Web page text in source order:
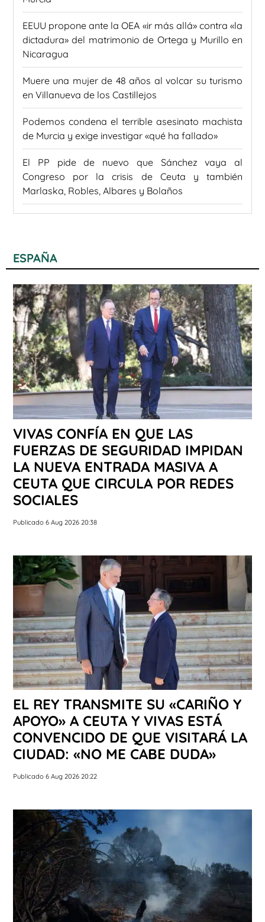
EEUU propone ante la OEA «ir más allá» contra «la
dictadura» del matrimonio de Ortega y Murillo en
Nicaragua
Muere una mujer de 48 años al volcar su turismo
en Villanueva de los Castillejos
Podemos condena el terrible asesinato machista
de Murcia y exige investigar «qué ha fallado»
El PP pide de nuevo que Sánchez vaya al
Congreso por la crisis de Ceuta y también
Marlaska, Robles, Albares y Bolaños
ESPAÑA
VIVAS CONFÍA EN QUE LAS
FUERZAS DE SEGURIDAD IMPIDAN
LA NUEVA ENTRADA MASIVA A
CEUTA QUE CIRCULA POR REDES
SOCIALES
Publicado 6 Aug 2026 20:38
EL REY TRANSMITE SU «CARIÑO Y
APOYO» A CEUTA Y VIVAS ESTÁ
CONVENCIDO DE QUE VISITARÁ LA
CIUDAD: «NO ME CABE DUDA»
Publicado 6 Aug 2026 20:22